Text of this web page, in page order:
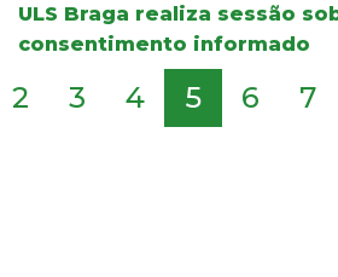
ULS Braga realiza sessão
consentimento informado
2 3 4 5 6 7